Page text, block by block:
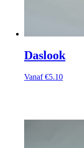
Daslook
Vanaf €5.10